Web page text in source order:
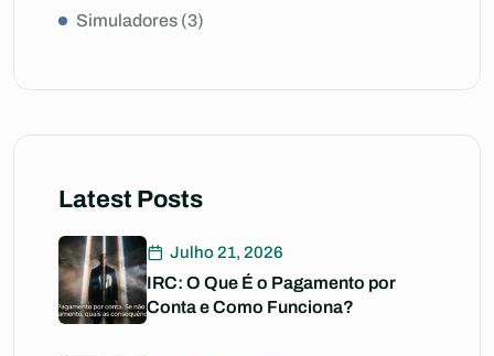
Simuladores (3)
Latest Posts
Julho 21, 2026
IRC: O Que É o Pagamento por
Conta e Como Funciona?